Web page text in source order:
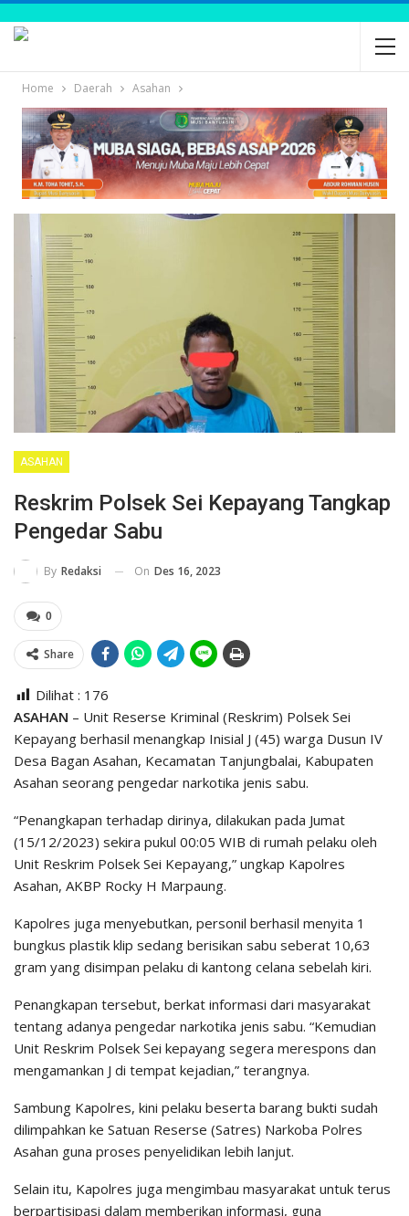
Home Daerah Asahan
ASAHAN
Reskrim Polsek Sei Kepayang Tangkap
Pengedar Sabu
By Redaksi On Des 16, 2023
0
Share
Dilihat : 176
ASAHAN – Unit Reserse Kriminal (Reskrim) Polsek Sei
Kepayang berhasil menangkap Inisial J (45) warga Dusun IV
Desa Bagan Asahan, Kecamatan Tanjungbalai, Kabupaten
Asahan seorang pengedar narkotika jenis sabu.
“Penangkapan terhadap dirinya, dilakukan pada Jumat
(15/12/2023) sekira pukul 00:05 WIB di rumah pelaku oleh
Unit Reskrim Polsek Sei Kepayang,” ungkap Kapolres
Asahan, AKBP Rocky H Marpaung.
Kapolres juga menyebutkan, personil berhasil menyita 1
bungkus plastik klip sedang berisikan sabu seberat 10,63
gram yang disimpan pelaku di kantong celana sebelah kiri.
Penangkapan tersebut, berkat informasi dari masyarakat
tentang adanya pengedar narkotika jenis sabu. “Kemudian
Unit Reskrim Polsek Sei kepayang segera merespons dan
mengamankan J di tempat kejadian,” terangnya.
Sambung Kapolres, kini pelaku beserta barang bukti sudah
dilimpahkan ke Satuan Reserse (Satres) Narkoba Polres
Asahan guna proses penyelidikan lebih lanjut.
Selain itu, Kapolres juga mengimbau masyarakat untuk terus
berpartisipasi dalam memberikan informasi, guna